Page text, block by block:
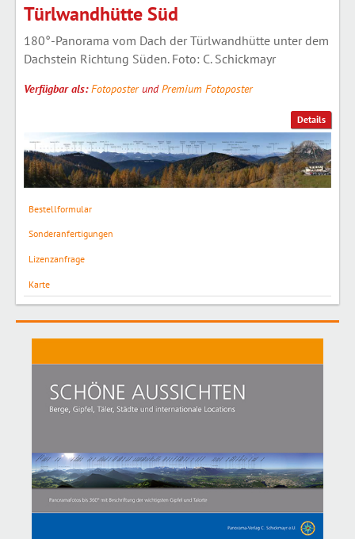
Details
Türlwandhütte Süd
180°-Panorama vom Dach der Türlwandhütte unter dem
Dachstein Richtung Süden. Foto: C. Schickmayr
Verfügbar als:FotoposterundPremium Fotoposter
Bestellformular
Sonderanfertigungen
Lizenzanfrage
Karte